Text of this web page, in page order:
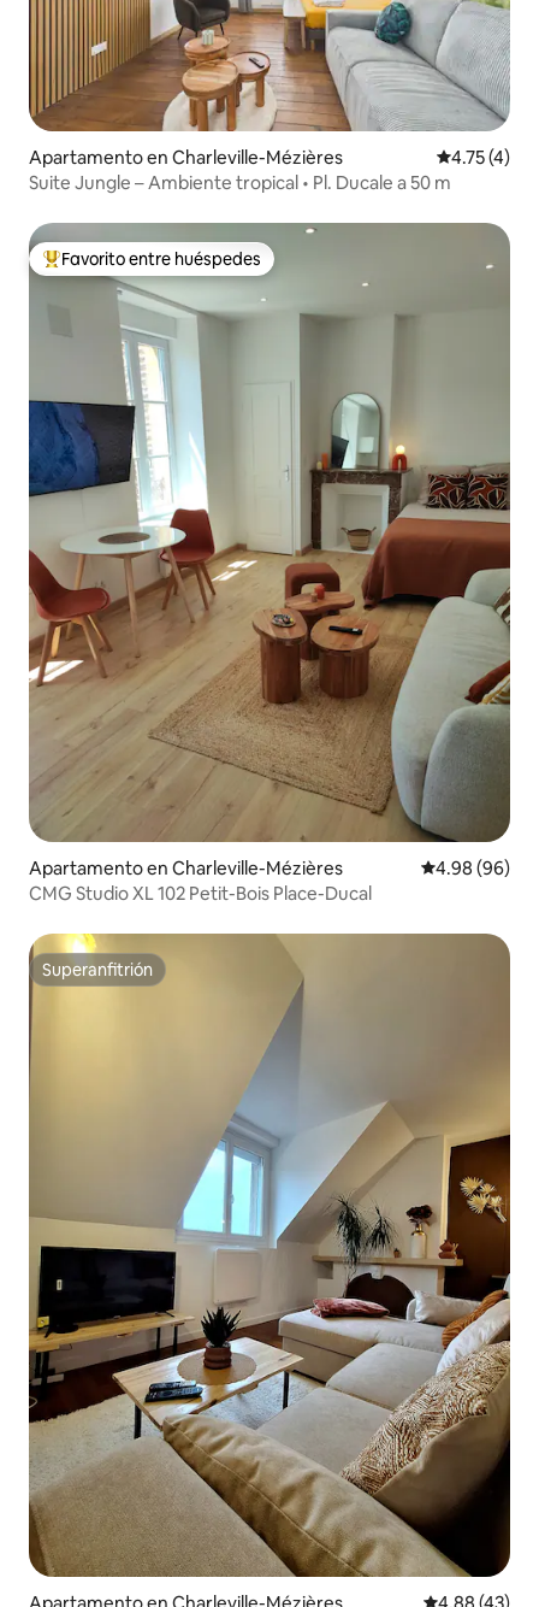
Apartamento en Charleville-Mézières Calificación
4.75 (4)
Suite Jungle – Ambiente tropical • Pl. Ducale a 50 m
Favorito entre huéspedes preferido
Favorito entre huéspedes
Apartamento en Charleville-Mézières Calificación
4.98 (96)
CMG Studio XL 102 Petit-Bois Place-Ducal
Superanfitrión
Superanfitrión